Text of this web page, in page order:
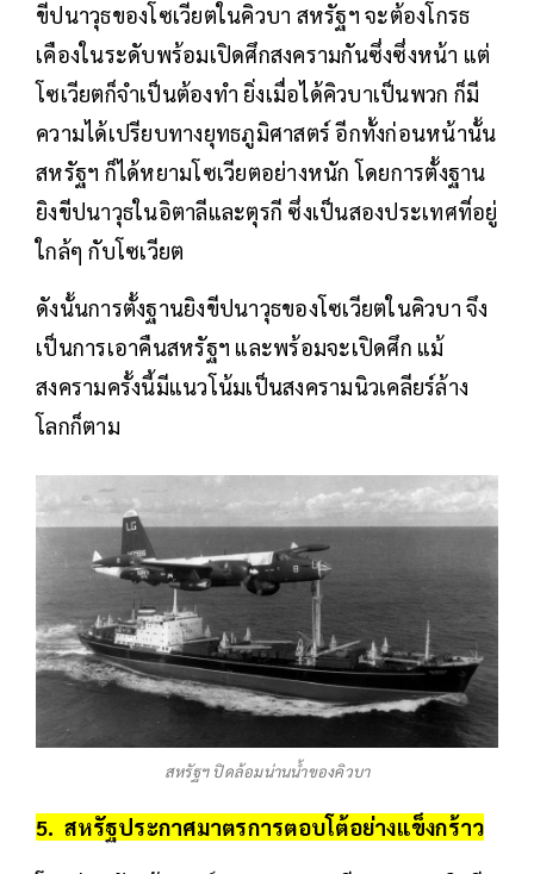
ขีปนาวุธของโซเวียตในคิวบา สหรัฐฯ จะต้องโกรธ
เคืองในระดับพร้อมเปิดศึกสงครามกันซึ่งซึ่งหน้า แต่
โซเวียตก็จำเป็นต้องทำ ยิ่งเมื่อได้คิวบาเป็นพวก ก็มี
ความได้เปรียบทางยุทธภูมิศาสตร์ อีกทั้งก่อนหน้านั้น
สหรัฐฯ ก็ได้หยามโซเวียตอย่างหนัก โดยการตั้งฐาน
ยิงขีปนาวุธในอิตาลีและตุรกี ซึ่งเป็นสองประเทศที่อยู่
ใกล้ๆ กับโซเวียต
ดังนั้นการตั้งฐานยิงขีปนาวุธของโซเวียตในคิวบา จึง
เป็นการเอาคืนสหรัฐฯ และพร้อมจะเปิดศึก แม้
สงครามครั้งนี้มีแนวโน้มเป็นสงครามนิวเคลียร์ล้าง
โลกก็ตาม
สหรัฐฯ ปิดล้อมน่านน้ำของคิวบา
5. สหรัฐประกาศมาตรการตอบโต้อย่างแข็งกร้าว